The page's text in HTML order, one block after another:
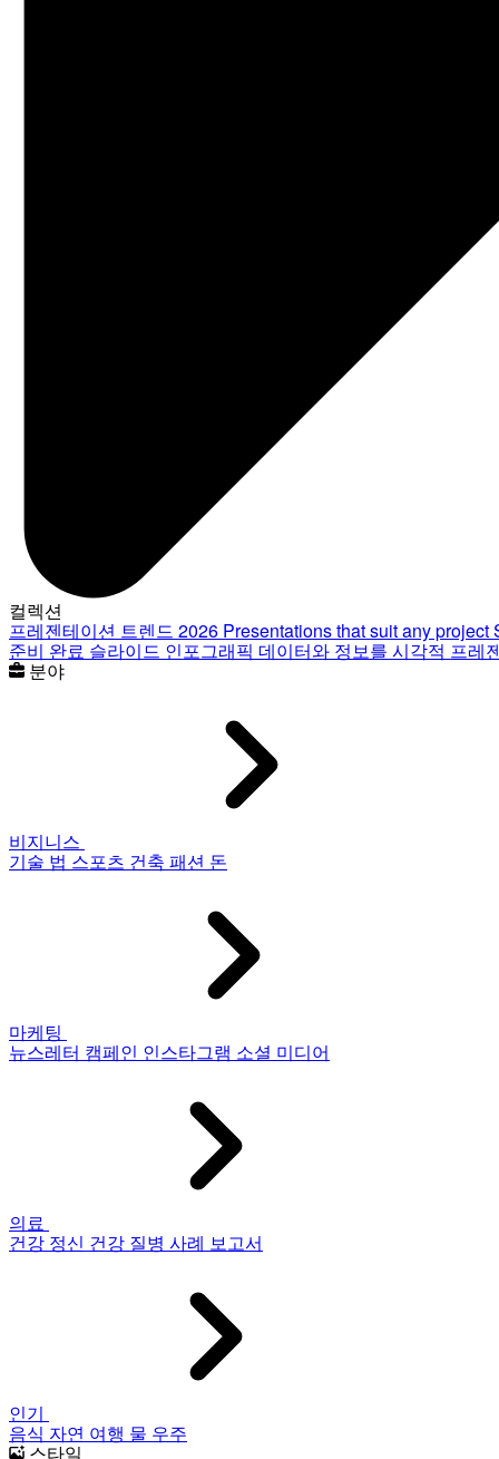
컬렉션
프레젠테이션 트렌드 2026 Presentations that suit any project
준비 완료 슬라이드 인포그래픽 데이터와 정보를 시각적 프레
분야
비지니스
기술 법 스포츠 건축 패션 돈
마케팅
뉴스레터 캠페인 인스타그램 소셜 미디어
의료
건강 정신 건강 질병 사례 보고서
인기
음식 자연 여행 물 우주
스타일